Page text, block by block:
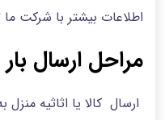
اطلاعات بیشتر با شرکت
مراحل ارسال
ارسال کالا یا اثاثیه